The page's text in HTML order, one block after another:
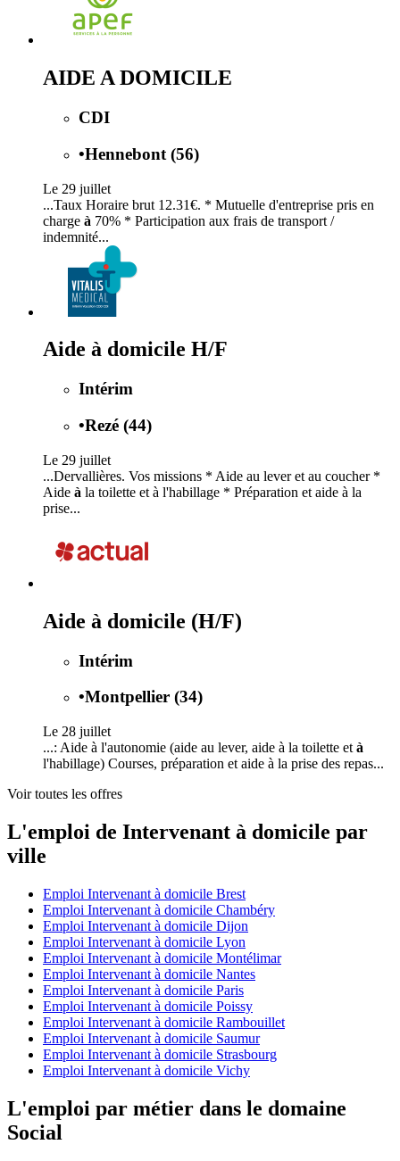
AIDE A DOMICILE
CDI
•Hennebont (56)
Le 29 juillet
...Taux Horaire brut 12.31€. * Mutuelle d'entreprise pris en
charge à 70% * Participation aux frais de transport /
indemnité...
Aide à domicile H/F
Intérim
•Rezé (44)
Le 29 juillet
...Dervallières. Vos missions * Aide au lever et au coucher *
Aide à la toilette et à l'habillage * Préparation et aide à la
prise...
Aide à domicile (H/F)
Intérim
•Montpellier (34)
Le 28 juillet
...: Aide à l'autonomie (aide au lever, aide à la toilette et à
l'habillage) Courses, préparation et aide à la prise des repas...
Voir toutes les offres
L'emploi de Intervenant à domicile par
ville
Emploi Intervenant à domicile Brest
Emploi Intervenant à domicile Chambéry
Emploi Intervenant à domicile Dijon
Emploi Intervenant à domicile Lyon
Emploi Intervenant à domicile Montélimar
Emploi Intervenant à domicile Nantes
Emploi Intervenant à domicile Paris
Emploi Intervenant à domicile Poissy
Emploi Intervenant à domicile Rambouillet
Emploi Intervenant à domicile Saumur
Emploi Intervenant à domicile Strasbourg
Emploi Intervenant à domicile Vichy
L'emploi par métier dans le domaine
Social